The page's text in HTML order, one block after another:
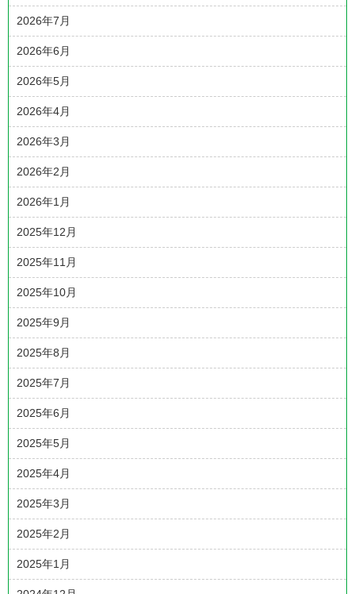
2026年7月
2026年6月
2026年5月
2026年4月
2026年3月
2026年2月
2026年1月
2025年12月
2025年11月
2025年10月
2025年9月
2025年8月
2025年7月
2025年6月
2025年5月
2025年4月
2025年3月
2025年2月
2025年1月